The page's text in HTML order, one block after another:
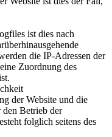
ist dies nach
die IP-Adressen der
Zuordnung des
der Website und die
Betrieb der
folglich seitens des